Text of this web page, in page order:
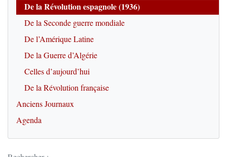
De la Révolution espagnole (1936)
De la Seconde guerre mondiale
De l’Amérique Latine
De la Guerre d’Algérie
Celles d’aujourd’hui
De la Révolution française
Anciens Journaux
Agenda